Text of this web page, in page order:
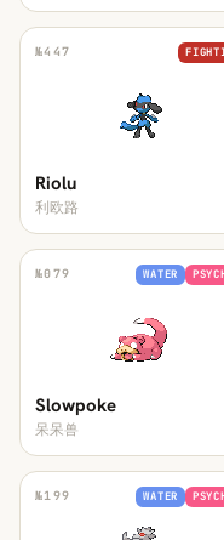
№447
Riolu
利欧路
№079 WATER
Slowpoke
呆呆兽
№199 WATER